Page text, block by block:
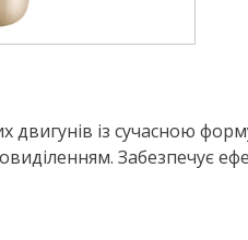
двигунів із сучасною
Забезпечує